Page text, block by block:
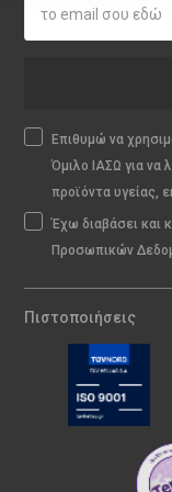
Επιθυμώ να
Όμιλο ΙΑΣΩ για
προϊόντα υγείας,
Έχω διαβάσει και
Προσωπικών
Πιστοποιήσεις